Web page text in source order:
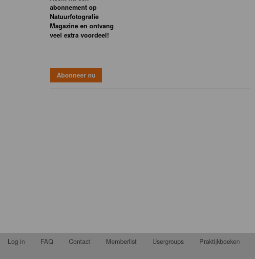
abonnement op
Natuurfotografie
Magazine en ontvang
veel extra voordeel!
Log in FAQ Contact Memberlist Usergroups Praktijkboeken